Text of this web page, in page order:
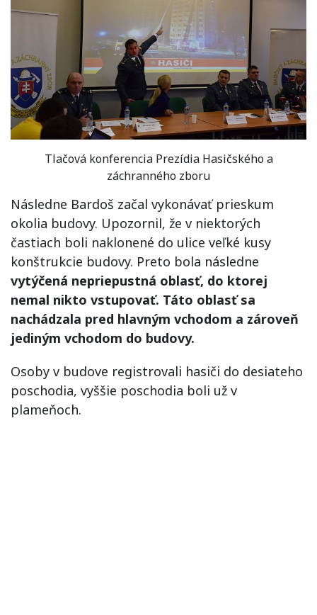
Tlačová konferencia Prezídia Hasičského a
záchranného zboru
Následne Bardoš začal vykonávať prieskum
okolia budovy. Upozornil, že v niektorých
častiach boli naklonené do ulice veľké kusy
konštrukcie budovy. Preto bola následne
vytýčená nepriepustná oblasť, do ktorej
nemal nikto vstupovať. Táto oblasť sa
nachádzala pred hlavným vchodom a zároveň
jediným vchodom do budovy.
Osoby v budove registrovali hasiči do desiateho
poschodia, vyššie poschodia boli už v
plameňoch.